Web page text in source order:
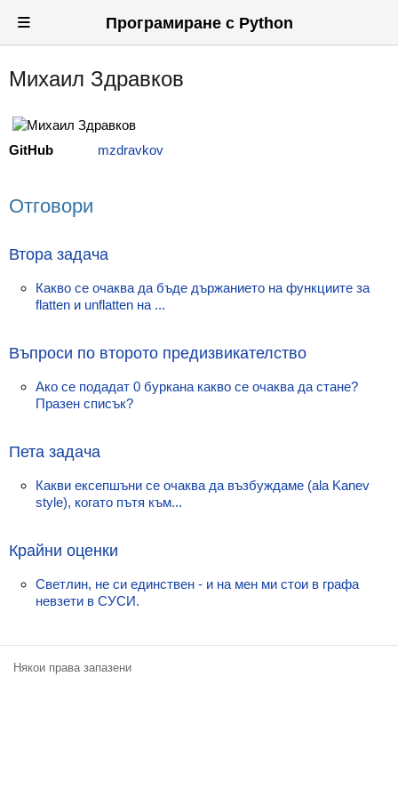
Вход
Регистрация
Новини
Предизвикателства
Хитринки
Класация
Екип
≡ Програмиране с Python
Михаил Здравков
GitHub mzdravkov
Отговори
Втора задача
Какво се очаква да бъде държанието на функциите за
flatten и unflatten на ...
Въпроси по второто предизвикателство
Ако се подадат 0 буркана какво се очаква да стане?
Празен списък?
Пета задача
Какви ексепшъни се очаква да възбуждаме (ala Kanev
style), когато пътя към...
Крайни оценки
Светлин, не си единствен - и на мен ми стои в графа
невзети в СУСИ.
Някои права запазени